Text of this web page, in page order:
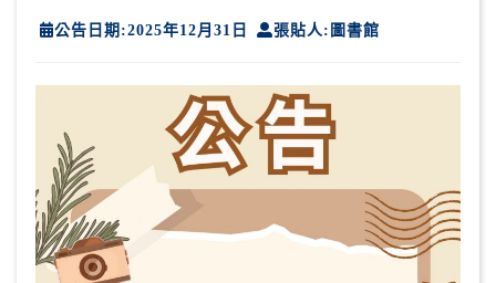
公告日期:2025年12月31日 張貼人:圖書館